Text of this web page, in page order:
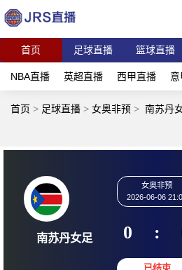
首页 足球直播 篮球直播
NBA直播 英超直播 西甲直播
首页 > 足球直播 > 女奥非预 > 南苏丹
2026-